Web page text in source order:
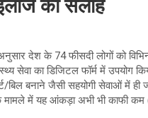
की सलाह
देश के 74 फीसदी लोगों को
सेवा का डिजिटल फॉर्म में उपयोग
बनाने जैसी सहयोगी सेवाओं में ही
में यह आंकड़ा अभी भी काफी कम